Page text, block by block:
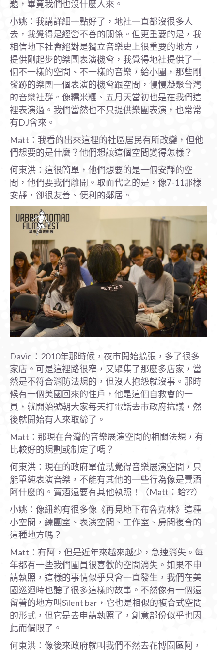
題，畢竟我們也沒什麼人來。
小姚：我講詳細一點好了，地社一直都沒很多人
去，我覺得是經營不善的關係。但更重要的是，我
相信地下社會絕對是獨立音樂史上很重要的地方，
提供剛起步的樂團表演機會，我覺得地社提供了一
個不一樣的空間、不一樣的音樂，給小團，那些剛
發跡的樂團一個表演的機會跟空間，慢慢凝聚台灣
的音樂社群。像糯米糰、五月天當初也是在我們這
裡表演過。我們當然也不只提供樂團表演，也常常
有DJ會來。
Matt：我看的出來這裡的社區居民有所改變，但他
們想要的是什麼？他們想讓這個空間變得怎樣？
何東洪：這很簡單，他們想要的是一個安靜的空
間，他們要我們離開。取而代之的是，像7-11那樣
安靜，卻很友善、便利的鄰居。
David：2010年那時候，夜市開始擴張，多了很多
家店。可是這裡路很窄，又聚集了那麼多店家，當
然是不符合消防法規的，但沒人抱怨就沒事。那時
候有一個美國回來的住戶，他是這個自救會的一
員，就開始號朝大家每天打電話去市政府抗議，然
後就開始有人來取締了。
Matt：那現在台灣的音樂展演空間的相關法規，有
比較好的規劃或制定了嗎？
何東洪：現在的政府單位就覺得音樂展演空間，只
能單純表演音樂，不能有其他的一些行為像是賣酒
阿什麼的。賣酒還要有其他執照！（Matt：蛤??）
小姚：像紐約有很多像《再見地下布魯克林》這種
小空間，練團室、表演空間、工作室、房間複合的
這種地方嗎？
Matt：有阿，但是近年來越來越少，急速消失。每
年都有一些我們團員很喜歡的空間消失。如果不申
請執照，這樣的事情似乎只會一直發生，我們在美
國巡迴時也聽了很多這樣的故事。不然像有一個還
留著的地方叫Silent bar，它也是相似的複合式空間
的形式，但它是去申請執照了，創意部份似乎也因
此而侷限了。
何東洪：像後來政府就叫我們不然去花博園區阿，